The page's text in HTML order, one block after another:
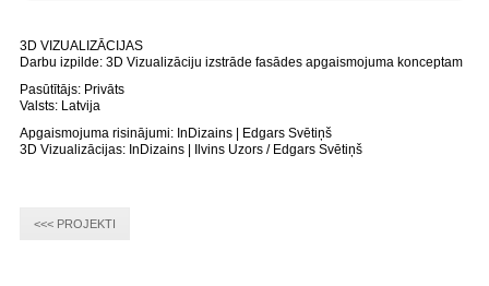
3D VIZUALIZĀCIJAS
Darbu izpilde: 3D Vizualizāciju izstrāde fasādes apgaismojuma konceptam
Pasūtītājs: Privāts
Valsts: Latvija
Apgaismojuma risinājumi: InDizains | Edgars Svētiņš
3D Vizualizācijas: InDizains | Ilvins Uzors / Edgars Svētiņš
<<< PROJEKTI